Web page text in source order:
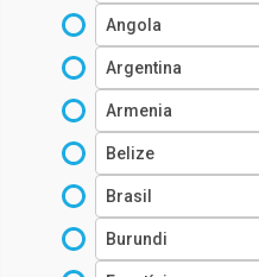
Primeira Infância
Proteção à Infância
Saúde
Angola
Argentina
Armenia
Belize
Brasil
Burundi